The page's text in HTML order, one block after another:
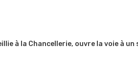
à la Chancellerie, ouvre la voie à